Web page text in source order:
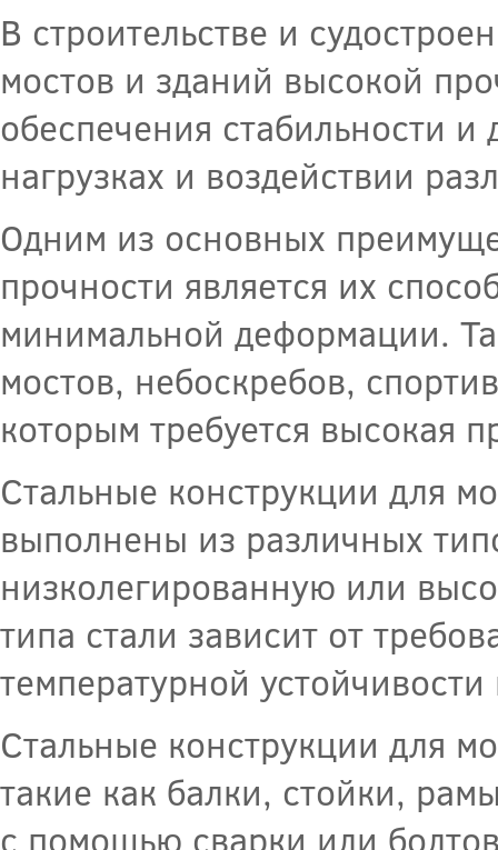
В строительстве и
мостов и зданий высокой
обеспечения стабильности
нагрузках и воздействии
Одним из основных
прочности является их
минимальной деформации.
мостов, небоскребов,
которым требуется высокая
Стальные конструкции для
выполнены из различных
низколегированную или
типа стали зависит от
температурной
Стальные конструкции для
такие как балки, стойки,
с помощью сварки или